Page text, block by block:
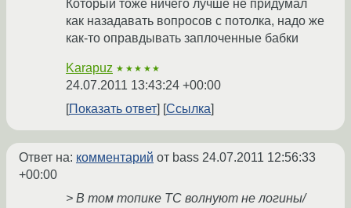
Который тоже ничего лучше не придумал
как назадавать вопросов с потолка, надо же
как-то оправдывать заплоченные бабки
Karapuz ★★★★★
24.07.2011 13:43:24 +00:00
Показать ответ
Ссылка
Ответ на: комментарий от bass 24.07.2011 12:56:33
+00:00
> В том топике ТС волнуют не логины/